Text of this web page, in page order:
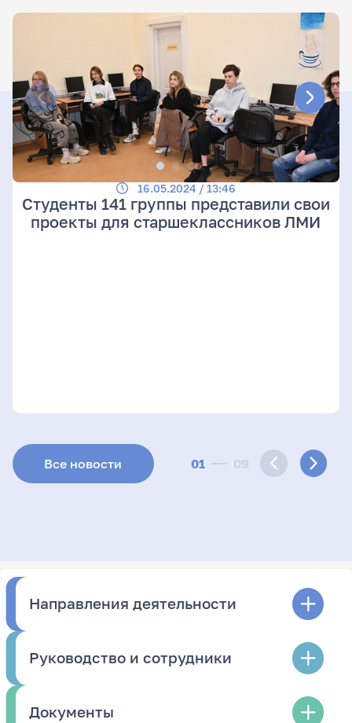
01 09
16.05.2024 / 13:46
Студенты 141 группы представили свои
проекты для старшеклассников ЛМИ
Все новости
Направления деятельности
Руководство и сотрудники
Документы